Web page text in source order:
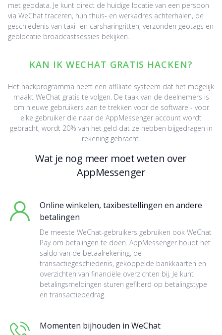
met geodata. Je kunt direct de huidige locatie van een persoon
via WeChat traceren, hun thuis- en werkadres achterhalen, de
geschiedenis van taxi- en carsharingritten, verzonden geotags en
geolocatie broadcastsessies bekijken.
KAN IK WECHAT GRATIS HACKEN?
Het hackprogramma heeft een affiliate systeem dat het mogelijk
maakt WeChat gratis te volgen. De taak van de deelnemers is
om nieuwe gebruikers aan te trekken voor de software - voor
elke gebruiker die naar de AppMessenger account wordt
gebracht, wordt 20% van het geld dat ze hebben bijgedragen in
rekening gebracht.
Wat je nog meer moet weten over
AppMessenger
Online winkelen, taxibestellingen en andere
betalingen
De meeste WeChat-gebruikers gebruiken ook WeChat
Pay om betalingen te doen. AppMessenger houdt het
saldo van de betaalrekening, de
transactiegeschiedenis, gekoppelde bankkaarten en
overzichten van financiële overzichten bij. Je kunt
betalingsmeldingen sturen gefilterd op betalingstype
en transactiebedrag.
Momenten bijhouden in WeChat